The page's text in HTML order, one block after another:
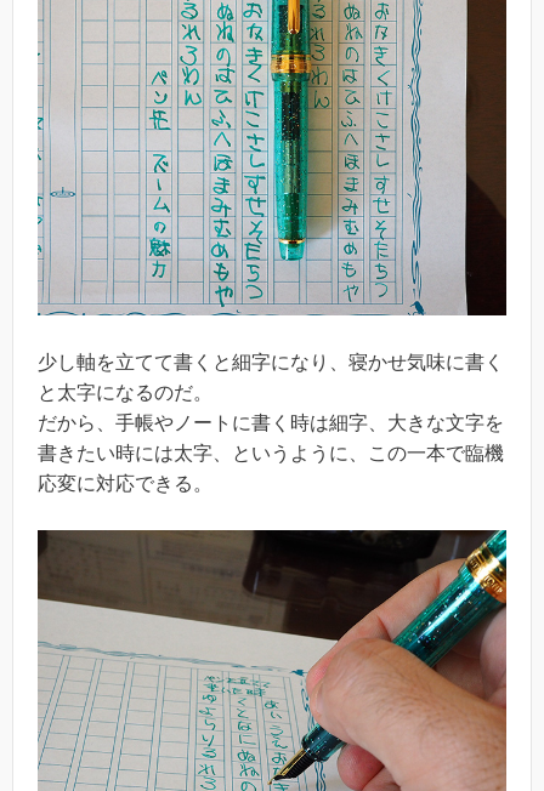
少し軸を立てて書くと細字になり、寝かせ気味に書く
と太字になるのだ。
だから、手帳やノートに書く時は細字、大きな文字を
書きたい時には太字、というように、この一本で臨機
応変に対応できる。